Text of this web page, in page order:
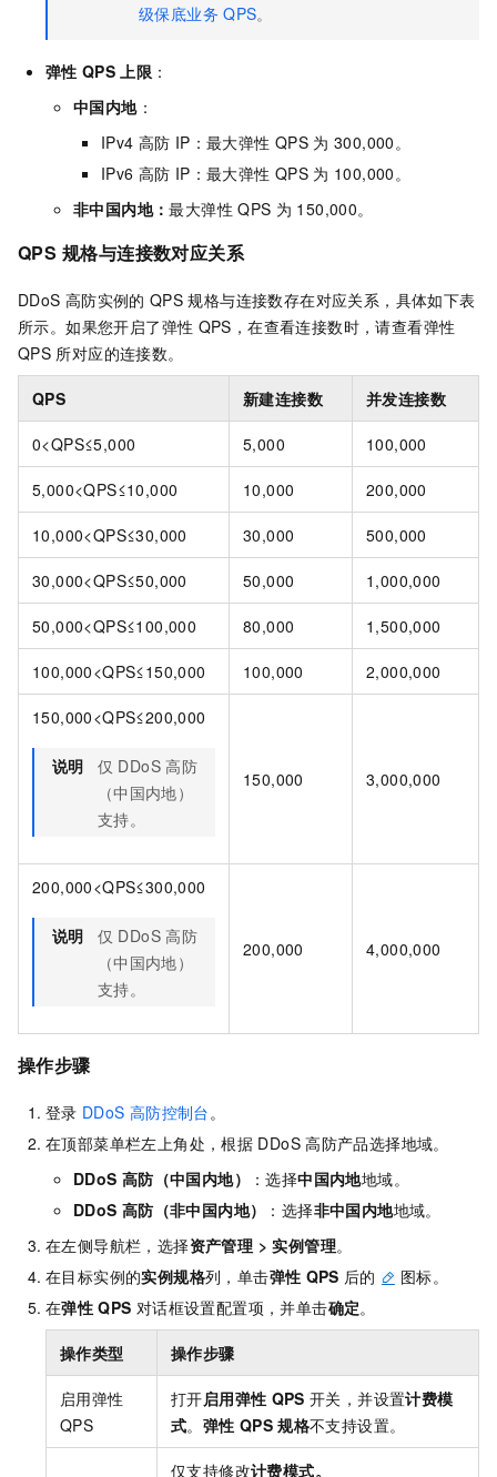
级保底业务 QPS。
弹性 QPS 上限 ：
中国内地：
IPv4 高防 IP：最大弹性 QPS 为 300,000。
IPv6 高防 IP：最大弹性 QPS 为 100,000。
非中国内地：最大弹性 QPS 为 150,000。
QPS 规格与连接数对应关系
DDoS 高防实例的 QPS 规格与连接数存在对应关系，具体如下表
所示。如果您开启了弹性 QPS，在查看连接数时，请查看弹性
QPS 所对应的连接数。
QPS 新建连接数 并发连接数
0<QPS≤5,000 5,000 100,000
5,000<QPS≤10,000 10,000 200,000
10,000<QPS≤30,000 30,000 500,000
30,000<QPS≤50,000 50,000 1,000,000
50,000<QPS≤100,000 80,000 1,500,000
100,000<QPS≤150,000 100,000 2,000,000
150,000<QPS≤200,000
说明 仅 DDoS 高防
（中国内地）
支持。
150,000 3,000,000
200,000<QPS≤300,000
说明 仅 DDoS 高防
（中国内地）
支持。
200,000 4,000,000
操作步骤
登录 DDoS 高防控制台 。
在顶部菜单栏左上角处，根据 DDoS 高防产品选择地域。
DDoS 高防（中国内地） ：选择中国内地地域。
DDoS 高防（非中国内地） ：选择非中国内地地域。
在左侧导航栏，选择资产管理 >实例管理。
在目标实例的实例规格列，单击弹性 QPS 后的
图标。
在弹性 QPS 对话框设置配置项，并单击确定。
操作类型 操作步骤
启用弹性
QPS
打开启用弹性 QPS 开关，并设置计费模
式。 弹性 QPS 规格不支持设置。
仅支持修改计费模式。